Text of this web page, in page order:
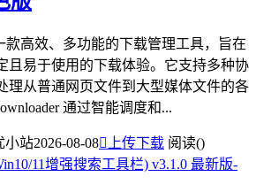
款高效、多功能的下载管理工具，旨在
且易于使用的下载体验。它支持多种协
理从普通网页文件到大型媒体文件的各
通过智能调度和...
小站2026-08-08 上传下载 阅读()